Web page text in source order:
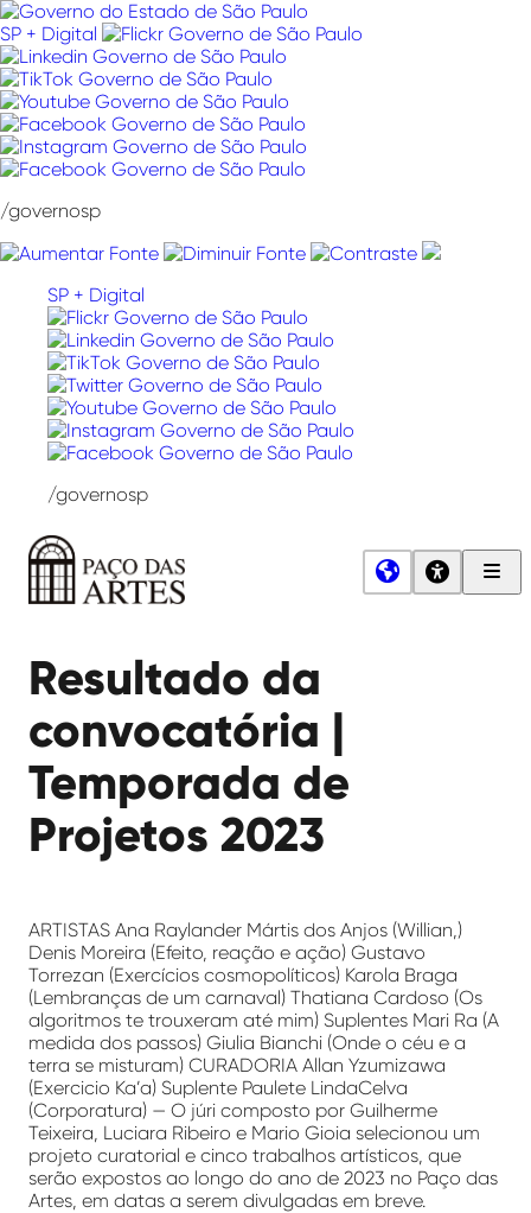
Pular
para
o
conteúdo
SP + Digital
/governosp
SP + Digital
/governosp
Artes
Resultado da
convocatória |
Temporada de
Projetos 2023
ARTISTAS Ana Raylander Mártis dos Anjos (Willian,)
Denis Moreira (Efeito, reação e ação) Gustavo
Torrezan (Exercícios cosmopolíticos) Karola Braga
(Lembranças de um carnaval) Thatiana Cardoso (Os
algoritmos te trouxeram até mim) Suplentes Mari Ra (A
medida dos passos) Giulia Bianchi (Onde o céu e a
terra se misturam) CURADORIA Allan Yzumizawa
(Exercicio Ka’a) Suplente Paulete LindaCelva
(Corporatura) — O júri composto por Guilherme
Teixeira, Luciara Ribeiro e Mario Gioia selecionou um
projeto curatorial e cinco trabalhos artísticos, que
serão expostos ao longo do ano de 2023 no Paço das
Artes, em datas a serem divulgadas em breve.